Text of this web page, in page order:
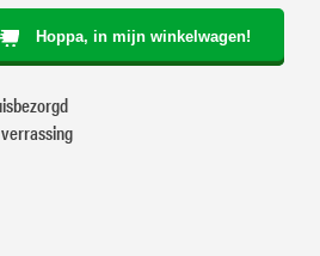
Hoppa, in mijn winkelwagen!